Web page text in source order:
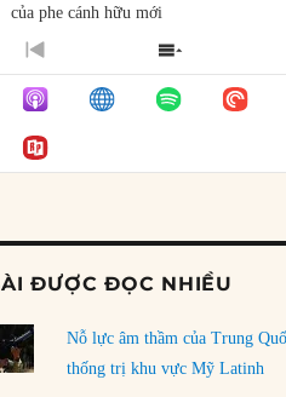
phán Tòa án Tối cao Hoa Kỳ
của phe cánh hữu mới
04/08/2026
Tại sao Trung Quốc phủ nhận cuộc
Ngoại trưởng Nhật Bản?
04/08/2026
03/08/2026
Đặt cược vào thất bại: Các quỹ đầu tư
rủi ro
02/08/2026
PREVIOUS
EPISODE
SHOW
LIST
ĐƯỢC ĐỌC NHIỀU
Nỗ lực âm thầm của Trung
thống trị khu vực Mỹ Latinh